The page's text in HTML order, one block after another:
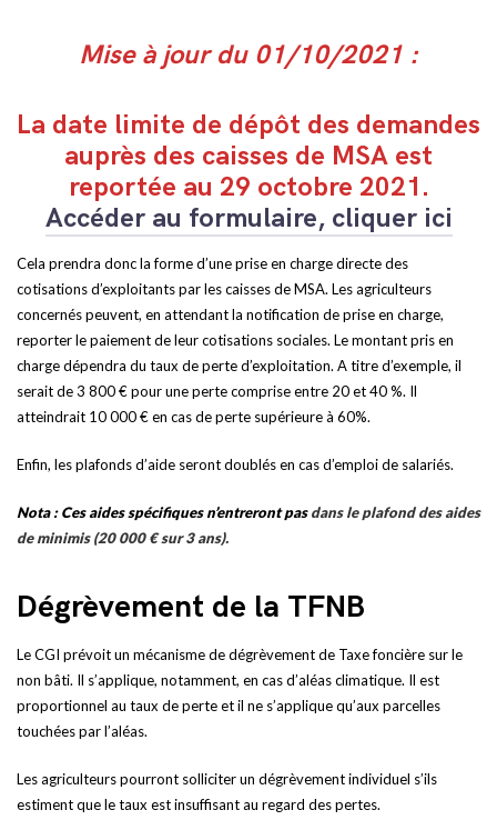
Mise à jour du 01/10/2021 :
La date limite de dépôt des demandes
auprès des caisses de MSA est
reportée au 29 octobre 2021.
Accéder au formulaire, cliquer ici
Cela prendra donc la forme d’une prise en charge directe des
cotisations d’exploitants par les caisses de MSA. Les agriculteurs
concernés peuvent, en attendant la notification de prise en charge,
reporter le paiement de leur cotisations sociales. Le montant pris en
charge dépendra du taux de perte d’exploitation. A titre d’exemple, il
serait de 3 800 € pour une perte comprise entre 20 et 40 %. Il
atteindrait 10 000 € en cas de perte supérieure à 60%.
Enfin, les plafonds d’aide seront doublés en cas d’emploi de salariés.
Nota : Ces aides spécifiques n’entreront pasdans le plafond des aides
de minimis (20 000 € sur 3 ans).
Dégrèvement de la TFNB
Le CGI prévoit un mécanisme de dégrèvement de Taxe foncière sur le
non bâti. Il s’applique, notamment, en cas d’aléas climatique. Il est
proportionnel au taux de perte et il ne s’applique qu’aux parcelles
touchées par l’aléas.
Les agriculteurs pourront solliciter un dégrèvement individuel s’ils
estiment que le taux est insuffisant au regard des pertes.